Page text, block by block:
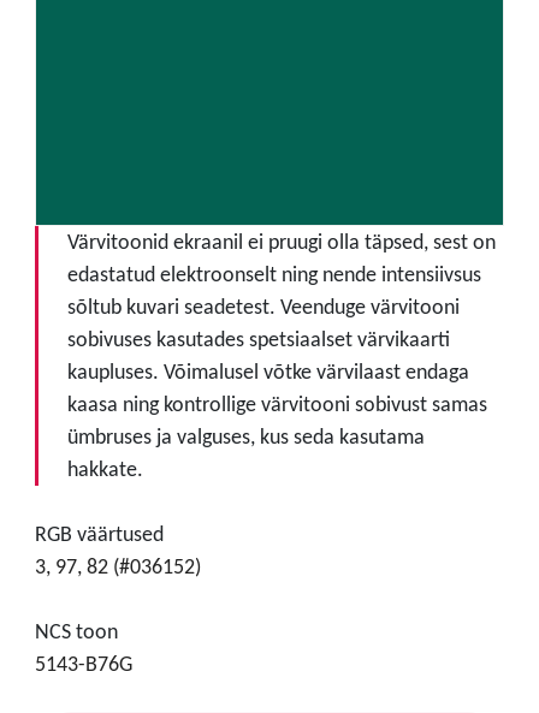
Värvitoonid ekraanil ei pruugi olla täpsed, sest on
edastatud elektroonselt ning nende intensiivsus
sõltub kuvari seadetest. Veenduge värvitooni
sobivuses kasutades spetsiaalset värvikaarti
kaupluses. Võimalusel võtke värvilaast endaga
kaasa ning kontrollige värvitooni sobivust samas
ümbruses ja valguses, kus seda kasutama
hakkate.
RGB väärtused
3, 97, 82 (#036152)
NCS toon
5143-B76G